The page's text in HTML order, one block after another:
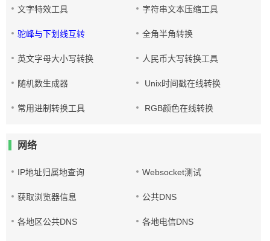
文字特效工具 字符串文本压缩工具
驼峰与下划线互转 全角半角转换
英文字母大小写转换 人民币大写转换工具
随机数生成器 Unix时间戳在线转换
常用进制转换工具 RGB颜色在线转换
网络
IP地址归属地查询 Websocket测试
获取浏览器信息 公共DNS
各地区公共DNS 各地电信DNS